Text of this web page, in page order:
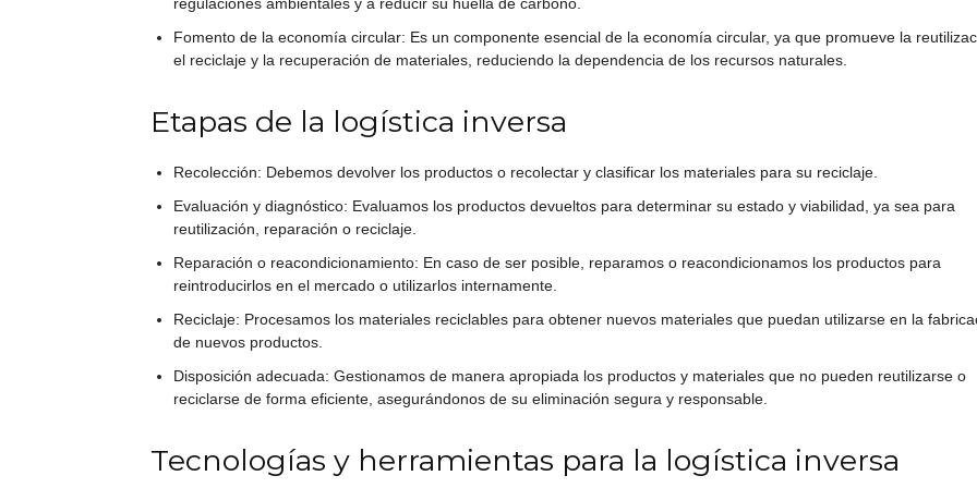
Fomento de la economía circular: Es un componente esencial de la economía circular, ya que promueve la
el reciclaje y la recuperación de materiales, reduciendo la dependencia de los recursos naturales.
Etapas de la logística inversa
Recolección: Debemos devolver los productos o recolectar y clasificar los materiales para su reciclaje.
Evaluación y diagnóstico: Evaluamos los productos devueltos para determinar su estado y viabilidad, ya sea para
reutilización, reparación o reciclaje.
Reparación o reacondicionamiento: En caso de ser posible, reparamos o reacondicionamos los productos para
reintroducirlos en el mercado o utilizarlos internamente.
Reciclaje: Procesamos los materiales reciclables para obtener nuevos materiales que puedan utilizarse en la
de nuevos productos.
Disposición adecuada: Gestionamos de manera apropiada los productos y materiales que no pueden reutilizarse o
reciclarse de forma eficiente, asegurándonos de su eliminación segura y responsable.
Tecnologías y herramientas para la logística inversa